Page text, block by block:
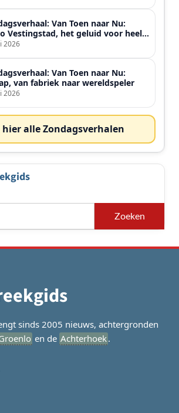
Van Toen naar Nu:
Vestingstad, het geluid voor heel
2026
Van Toen naar Nu:
van fabriek naar wereldspeler
2026
alle Zondagsverhalen
sinds 2005 nieuws, achtergronden
en de Achterhoek.